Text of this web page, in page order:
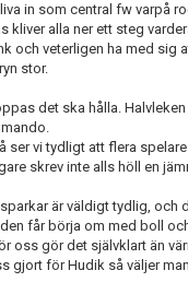
in som central fw varpå
kliver alla ner ett steg
och veterligen ha med sig
stor.
det ska hålla.
ser vi tydligt att flera
skrev inte alls höll en
är väldigt tydlig, och
får börja om med boll
oss gör det självklart än
gjort för Hudik så väljer